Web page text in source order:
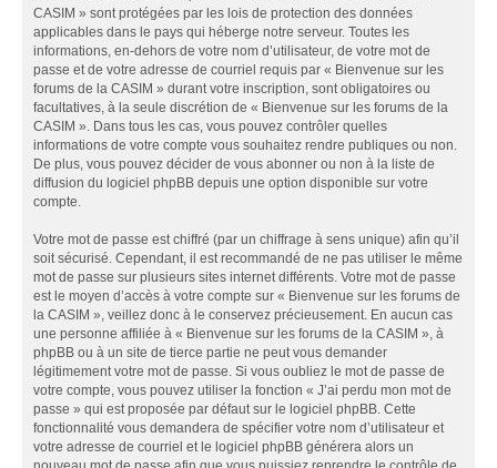
CASIM » sont protégées par les lois de protection des données
applicables dans le pays qui héberge notre serveur. Toutes les
informations, en-dehors de votre nom d’utilisateur, de votre mot de
passe et de votre adresse de courriel requis par « Bienvenue sur les
forums de la CASIM » durant votre inscription, sont obligatoires ou
facultatives, à la seule discrétion de « Bienvenue sur les forums de la
CASIM ». Dans tous les cas, vous pouvez contrôler quelles
informations de votre compte vous souhaitez rendre publiques ou non.
De plus, vous pouvez décider de vous abonner ou non à la liste de
diffusion du logiciel phpBB depuis une option disponible sur votre
compte.
Votre mot de passe est chiffré (par un chiffrage à sens unique) afin qu’il
soit sécurisé. Cependant, il est recommandé de ne pas utiliser le même
mot de passe sur plusieurs sites internet différents. Votre mot de passe
est le moyen d’accès à votre compte sur « Bienvenue sur les forums de
la CASIM », veillez donc à le conservez précieusement. En aucun cas
une personne affiliée à « Bienvenue sur les forums de la CASIM », à
phpBB ou à un site de tierce partie ne peut vous demander
légitimement votre mot de passe. Si vous oubliez le mot de passe de
votre compte, vous pouvez utiliser la fonction « J’ai perdu mon mot de
passe » qui est proposée par défaut sur le logiciel phpBB. Cette
fonctionnalité vous demandera de spécifier votre nom d’utilisateur et
votre adresse de courriel et le logiciel phpBB générera alors un